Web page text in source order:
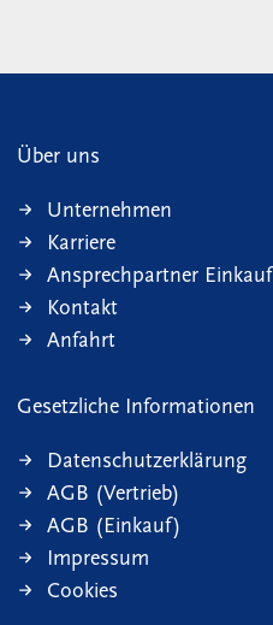
Über uns
Unternehmen
Karriere
Ansprechpartner Einkauf
Kontakt
Anfahrt
Gesetzliche Informationen
Datenschutzerklärung
AGB (Vertrieb)
AGB (Einkauf)
Impressum
Cookies